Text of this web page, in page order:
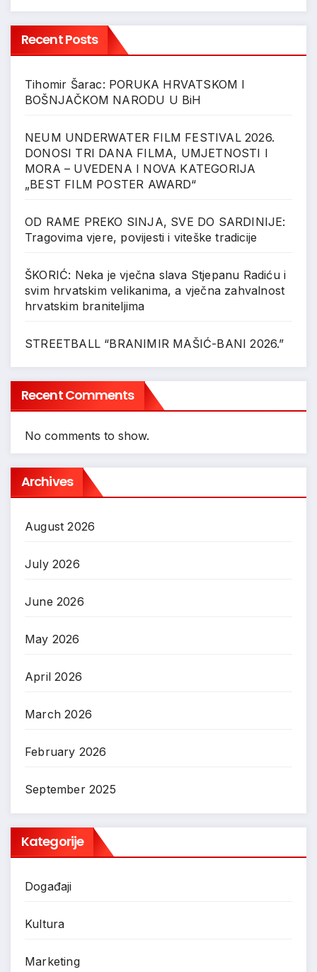
Recent Posts
Tihomir Šarac: PORUKA HRVATSKOM I
BOŠNJAČKOM NARODU U BiH
NEUM UNDERWATER FILM FESTIVAL 2026.
DONOSI TRI DANA FILMA, UMJETNOSTI I
MORA – UVEDENA I NOVA KATEGORIJA
„BEST FILM POSTER AWARD“
OD RAME PREKO SINJA, SVE DO SARDINIJE:
Tragovima vjere, povijesti i viteške tradicije
ŠKORIĆ: Neka je vječna slava Stjepanu Radiću i
svim hrvatskim velikanima, a vječna zahvalnost
hrvatskim braniteljima
STREETBALL “BRANIMIR MAŠIĆ-BANI 2026.”
Recent Comments
No comments to show.
Archives
August 2026
July 2026
June 2026
May 2026
April 2026
March 2026
February 2026
September 2025
Kategorije
Događaji
Kultura
Marketing